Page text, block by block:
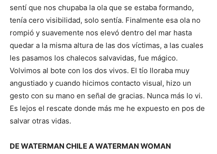
sentí que nos chupaba la ola que se estaba formando,
tenía cero visibilidad, solo sentía. Finalmente esa ola no
rompió y suavemente nos elevó dentro del mar hasta
quedar a la misma altura de las dos víctimas, a las cuales
les pasamos los chalecos salvavidas, fue mágico.
Volvimos al bote con los dos vivos. El tío lloraba muy
angustiado y cuando hicimos contacto visual, hizo un
gesto con su mano en señal de gracias. Nunca más lo vi.
Es lejos el rescate donde más me he expuesto en pos de
salvar otras vidas.
DE WATERMAN CHILE A WATERMAN WOMAN